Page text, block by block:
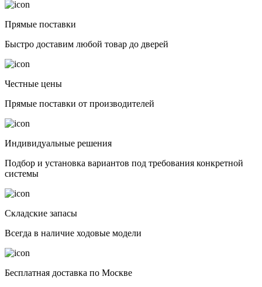
Прямые поставки
Быстро доставим любой товар до дверей
Честные цены
Прямые поставки от производителей
Индивидуальные решения
Подбор и установка вариантов под требования конкретной
системы
Складские запасы
Всегда в наличие ходовые модели
Бесплатная доставка по Москве